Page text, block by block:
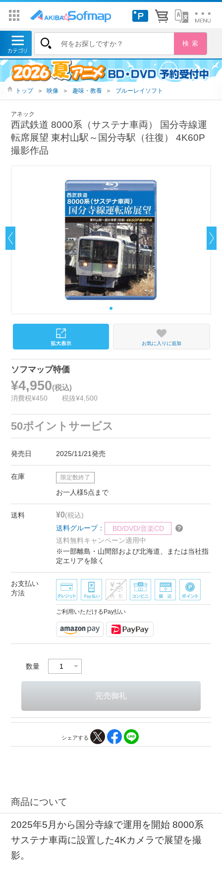
トップ ＞ 映像 ＞ 趣味・教養 ＞ ブルーレイソフト
アネック
西武鉄道 8000系（サステナ車両） 国分寺線運
転席展望 東村山駅～国分寺駅（往復） 4K60P
撮影作品
お気に入りに追加
ソフマップ特価
¥4,950(税込)
消費税¥450 税抜¥4,500
50ポイントサービス
発売日 2025/11/21発売
在庫 限定数終了
お一人様5点まで
送料 ¥0(税込)
送料グループ：
BD/DVD/音楽CD
送料無料キャンペーン適用中
※一部離島・山間部および北海道、または当社指
定エリアを除く
お支払い
方法
ご利用いただけるPay払い
数量
シェアする
商品について
2025年5月から国分寺線で運用を開始 8000系
サステナ車両に設置した4Kカメラで展望を撮
影。